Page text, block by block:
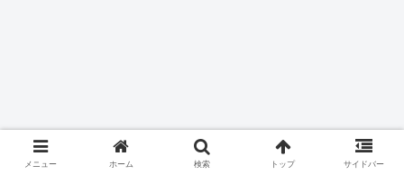
メニュー ホーム 検索 トップ サイドバー